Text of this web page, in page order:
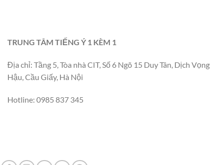
TRUNG TÂM TIẾNG Ý 1 KÈM 1
Địa chỉ: Tầng 5, Tòa nhà CIT, Số 6 Ngõ 15 Duy Tân, Dịch Vọng
Hậu, Cầu Giấy, Hà Nội
Hotline: 0985 837 345